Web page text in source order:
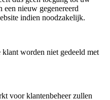
een nieuw gegenereerd
indien noodzakelijk.
klant worden niet gedeeld met
voor klantenbeheer zullen